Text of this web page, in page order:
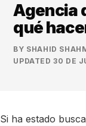
Agencia
qué
BY SHAHID
UPDATED30 DE
Si ha estado